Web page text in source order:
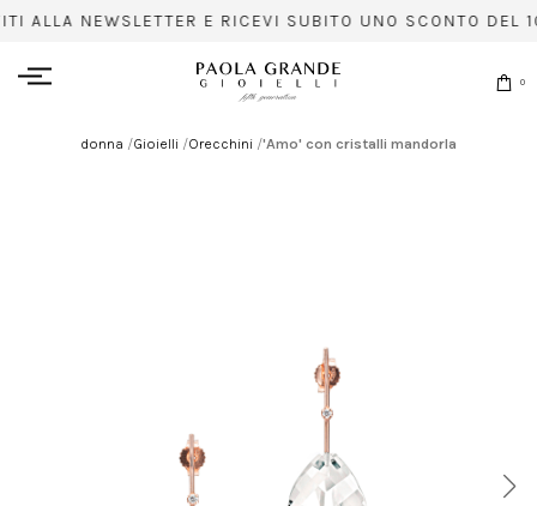
ALLA NEWSLETTER E RICEVI SUBITO UNO SCONTO
0
donna /Gioielli /Orecchini /'Amo' con cristalli mandorla